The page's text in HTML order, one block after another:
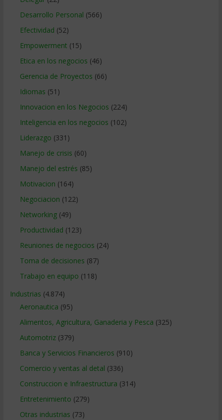
Desarrollo Personal (566)
Efectividad (52)
Empowerment (15)
Etica en los negocios (46)
Gerencia de Proyectos (66)
Idiomas (51)
Innovacion en los Negocios (224)
Inteligencia en los negocios (102)
Liderazgo (331)
Manejo de crisis (60)
Manejo del estrés (85)
Motivacion (164)
Negociacion (122)
Networking(49)
Productividad (123)
Reuniones de negocios (24)
Toma de decisiones (87)
Trabajo en equipo (118)
Industrias (4.874)
Aeronautica (95)
Alimentos, Agricultura, Ganaderia y Pesca (325)
Automotriz(379)
Banca y Servicios Financieros (910)
Comercio y ventas al detal (336)
Construccion e Infraestructura (314)
Entretenimiento (279)
Otras industrias (73)